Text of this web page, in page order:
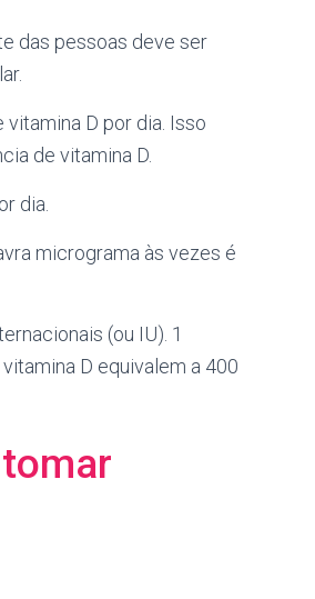
das pessoas deve ser
D por dia. Isso
de vitamina D.
dia.
micrograma às vezes é
(ou IU). 1
D equivalem a 400